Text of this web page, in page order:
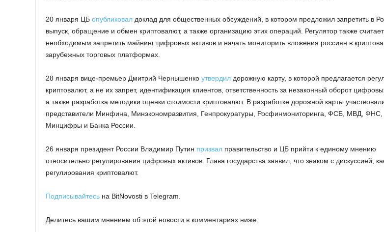
20 января ЦБ опубликовал доклад для общественных обсуждений, в котором предложил запретить в
выпуск, обращение и обмен криптовалют, а также организацию этих операций. Регулятор также считает
необходимым запретить майнинг цифровых активов и начать мониторить вложения россиян в
зарубежных торговых платформах.
28 января вице-премьер Дмитрий Чернышенко утвердил дорожную карту, в которой предлагается
криптовалют, а не их запрет, идентификация клиентов, ответственность за незаконный оборот
а также разработка методики оценки стоимости криптовалют. В разработке дорожной карты
представители Минфина, Минэкономразвития, Генпрокуратуры, Росфинмониторинга, ФСБ, МВД, ФНС,
Минцифры и Банка России.
26 января президент России Владимир Путин призвал правительство и ЦБ прийти к единому мнению
относительно регулирования цифровых активов. Глава государства заявил, что знаком с дискуссией,
регулирования криптовалют.
Подписывайтесь на BitNovosti в Telegram.
Делитесь вашим мнением об этой новости в комментариях ниже.